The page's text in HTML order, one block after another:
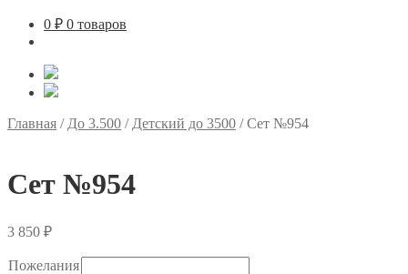
0 ₽ 0 товаров
Главная / До 3.500 / Детский до 3500 /Сет №954
Сет №954
3 850 ₽
Пожелания